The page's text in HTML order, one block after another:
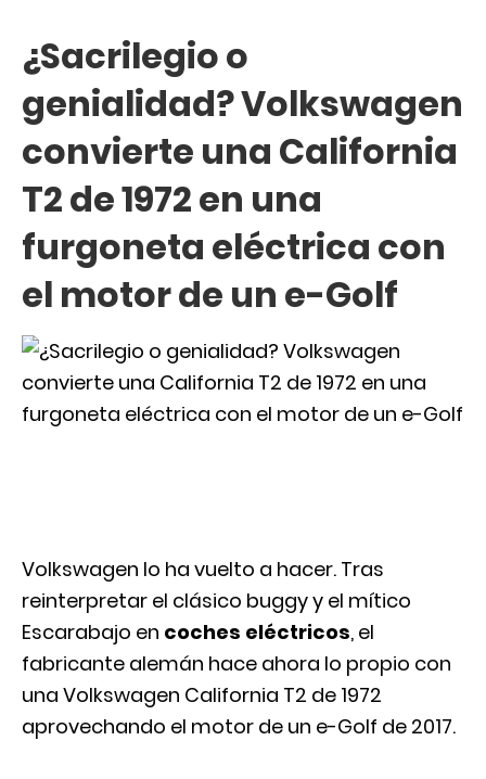
¿Sacrilegio o
genialidad? Volkswagen
convierte una California
T2 de 1972 en una
furgoneta eléctrica con
el motor de un e-Golf
Volkswagen lo ha vuelto a hacer. Tras
reinterpretar el clásico buggy y el mítico
Escarabajo en coches eléctricos, el
fabricante alemán hace ahora lo propio con
una Volkswagen California T2 de 1972
aprovechando el motor de un e-Golf de 2017.